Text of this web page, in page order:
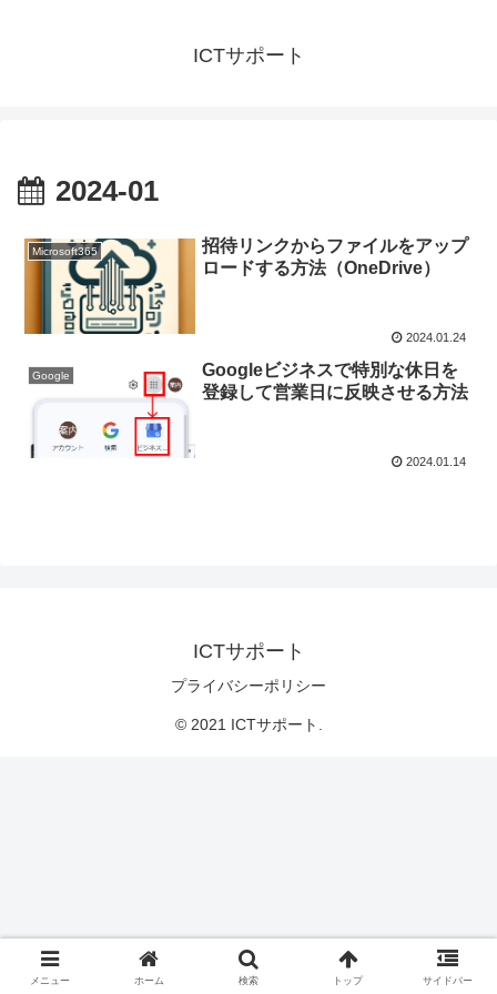
ICTサポート
2024-01
Microsoft365
招待リンクからファイルをアップ
ロードする方法（OneDrive）
2024.01.24
Google
Googleビジネスで特別な休日を
登録して営業日に反映させる方法
2024.01.14
ICTサポート
プライバシーポリシー
© 2021 ICTサポート.
メニュー ホーム 検索 トップ サイドバー